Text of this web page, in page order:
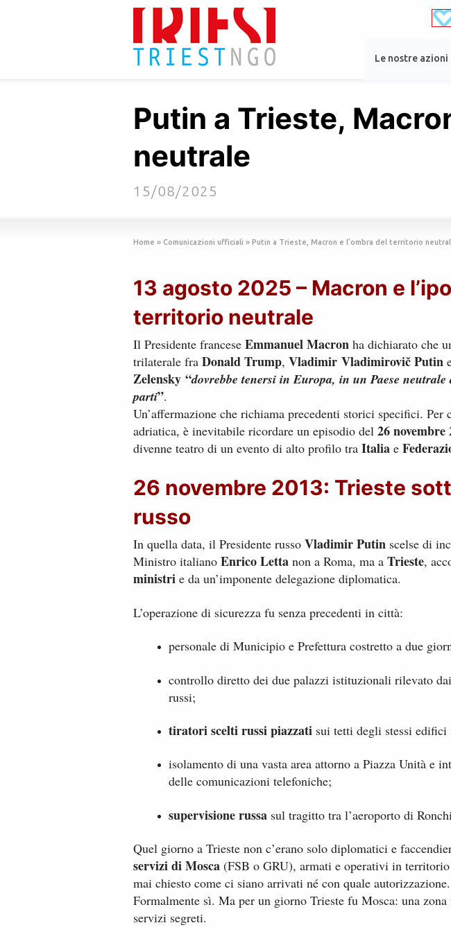
Le nostre azioni
Putin a Trieste,
neutrale
15/08/2025
Home » Comunicazioni ufficiali » Putin a Trieste, Macron e l’ombra del territorio
13 agosto 2025 – Macron e
territorio neutrale
Il Presidente francese Emmanuel Macron ha dichiarato che
trilaterale fra Donald Trump, Vladimir Vladimirovič Putin
Zelensky “dovrebbe tenersi in Europa, in un Paese neutrale
parti”.
Un’affermazione che richiama precedenti storici specifici. Per
adriatica, è inevitabile ricordare un episodio del 26 novembre
divenne teatro di un evento di alto profilo tra Italia e
26 novembre 2013: Trieste
russo
In quella data, il Presidente russo Vladimir Putin scelse di
Ministro italiano Enrico Letta non a Roma, ma a Trieste,
ministri e da un’imponente delegazione diplomatica.
L’operazione di sicurezza fu senza precedenti in città:
personale di Municipio e Prefettura costretto a due
controllo diretto dei due palazzi istituzionali rilevato
russi;
tiratori scelti russi piazzati sui tetti degli stessi
isolamento di una vasta area attorno a Piazza Unità e
delle comunicazioni telefoniche;
supervisione russa sul tragitto tra l’aeroporto di
Quel giorno a Trieste non c’erano solo diplomatici e
servizi di Mosca (FSB o GRU), armati e operativi in
mai chiesto come ci siano arrivati né con quale
Formalmente sì. Ma per un giorno Trieste fu Mosca: una zona
servizi segreti.